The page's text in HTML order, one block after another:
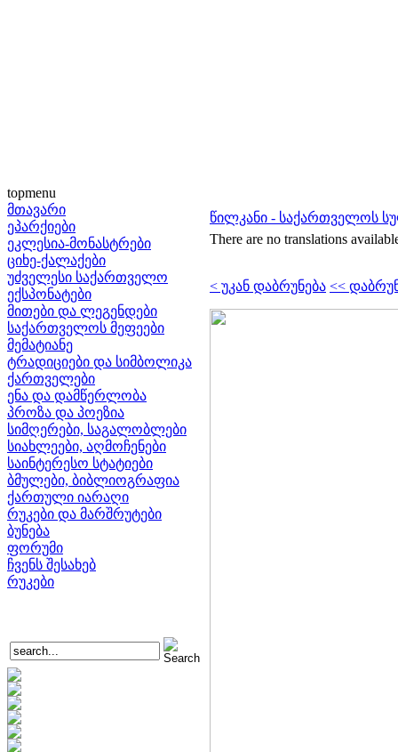
topmenu
მთავარი
ეპარქიები
ეკლესია-მონასტრები
ციხე-ქალაქები
უძველესი საქართველო
ექსპონატები
მითები და ლეგენდები
საქართველოს მეფეები
მემატიანე
ტრადიციები და სიმბოლიკა
ქართველები
ენა და დამწერლობა
პროზა და პოეზია
სიმღერები, საგალობლები
სიახლეები, აღმოჩენები
საინტერესო სტატიები
ბმულები, ბიბლიოგრაფია
ქართული იარაღი
რუკები და მარშრუტები
ბუნება
ფორუმი
ჩვენს შესახებ
რუკები
წილკანი - საქართველოს
There are no translations
< უკან დაბრუნება <<